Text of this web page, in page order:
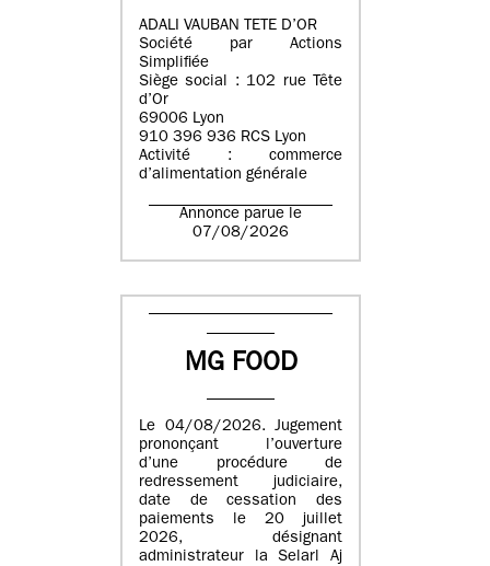
ADALI VAUBAN TETE D’OR
Société par Actions
Simplifiée
Siège social : 102 rue Tête
d’Or
69006 Lyon
910 396 936 RCS Lyon
Activité : commerce
d’alimentation générale
Annonce parue le
07/08/2026
MG FOOD
Le 04/08/2026. Jugement
prononçant l’ouverture
d’une procédure de
redressement judiciaire,
date de cessation des
paiements le 20 juillet
2026, désignant
administrateur la Selarl Aj